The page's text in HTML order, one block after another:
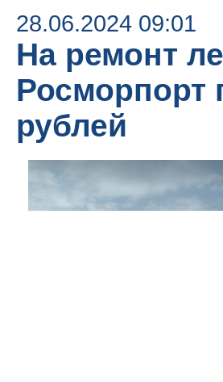
28.06.2024 09:01
На ремонт
Росморпорт
рублей